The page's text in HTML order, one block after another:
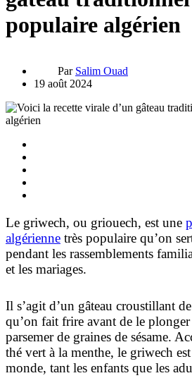
populaire algérien
Par Salim Ouad
19 août 2024
Le griwech, ou griouech, est une
algérienne très populaire qu’on
pendant les rassemblements
et les mariages.
Il s’agit d’un gâteau croustillant
qu’on fait frire avant de le
parsemer de graines de sésame.
thé vert à la menthe, le griwech
monde, tant les enfants que les